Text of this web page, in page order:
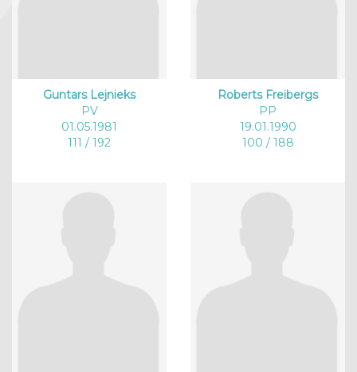
Guntars Lejnieks
PV
01.05.1981
111 / 192
Roberts Freibergs
PP
19.01.1990
100 / 188